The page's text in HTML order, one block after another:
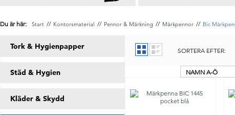
Du är här: Start // Kontorsmaterial // Pennor & Märkning // Märkpennor // Bic
Tork & Hygienpapper
Städ & Hygien
Kläder & Skydd
SORTERA EFTER:
NAMN A-Ö